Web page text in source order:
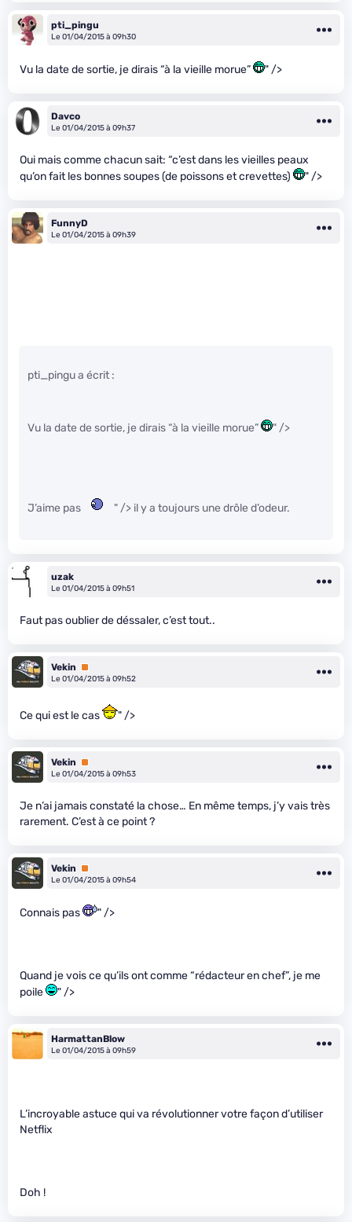
pti_pingu
Le 01/04/2015 à 09h30
Vu la date de sortie, je dirais “à la vieille morue” " />
Davco
Le 01/04/2015 à 09h37
Oui mais comme chacun sait: “c’est dans les vieilles peaux
qu’on fait les bonnes soupes (de poissons et crevettes)
" />
FunnyD
Le 01/04/2015 à 09h39
pti_pingu a écrit :
Vu la date de sortie, je dirais “à la vieille morue” " />
J’aime pas " /> il y a toujours une drôle d’odeur.
uzak
Le 01/04/2015 à 09h51
Faut pas oublier de déssaler, c’est tout..
Vekin
Premium
Le 01/04/2015 à 09h52
Ce qui est le cas " />
Vekin
Premium
Le 01/04/2015 à 09h53
Je n’ai jamais constaté la chose… En même temps, j’y vais très
rarement. C’est à ce point ?
Vekin
Premium
Le 01/04/2015 à 09h54
Connais pas " />
Quand je vois ce qu’ils ont comme “rédacteur en chef”, je me
poile
" />
HarmattanBlow
Le 01/04/2015 à 09h59
L’incroyable astuce qui va révolutionner votre façon d’utiliser
Netflix
Doh !